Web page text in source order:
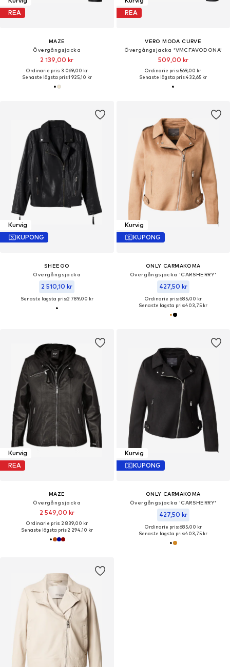
REA
MAZE
Övergångsjacka
2 139,00 kr
Ordinarie pris: 3 069,00 kr
Senaste lägsta pris:1 925,10 kr
REA
VERO MODA CURVE
Övergångsjacka 'VMCFAVODONA'
509,00 kr
Ordinarie pris: 569,00 kr
Senaste lägsta pris:432,65 kr
Kurvig
KUPONG
SHEEGO
Övergångsjacka
2 510,10 kr
Senaste lägsta pris:2 789,00 kr
Kurvig
KUPONG
ONLY CARMAKOMA
Övergångsjacka 'CARSHERRY'
427,50 kr
Ordinarie pris: 685,00 kr
Senaste lägsta pris:403,75 kr
Kurvig
REA
MAZE
Övergångsjacka
2 549,00 kr
Ordinarie pris: 2 839,00 kr
Senaste lägsta pris:2 294,10 kr
Kurvig
KUPONG
ONLY CARMAKOMA
Övergångsjacka 'CARSHERRY'
427,50 kr
Ordinarie pris: 685,00 kr
Senaste lägsta pris:403,75 kr